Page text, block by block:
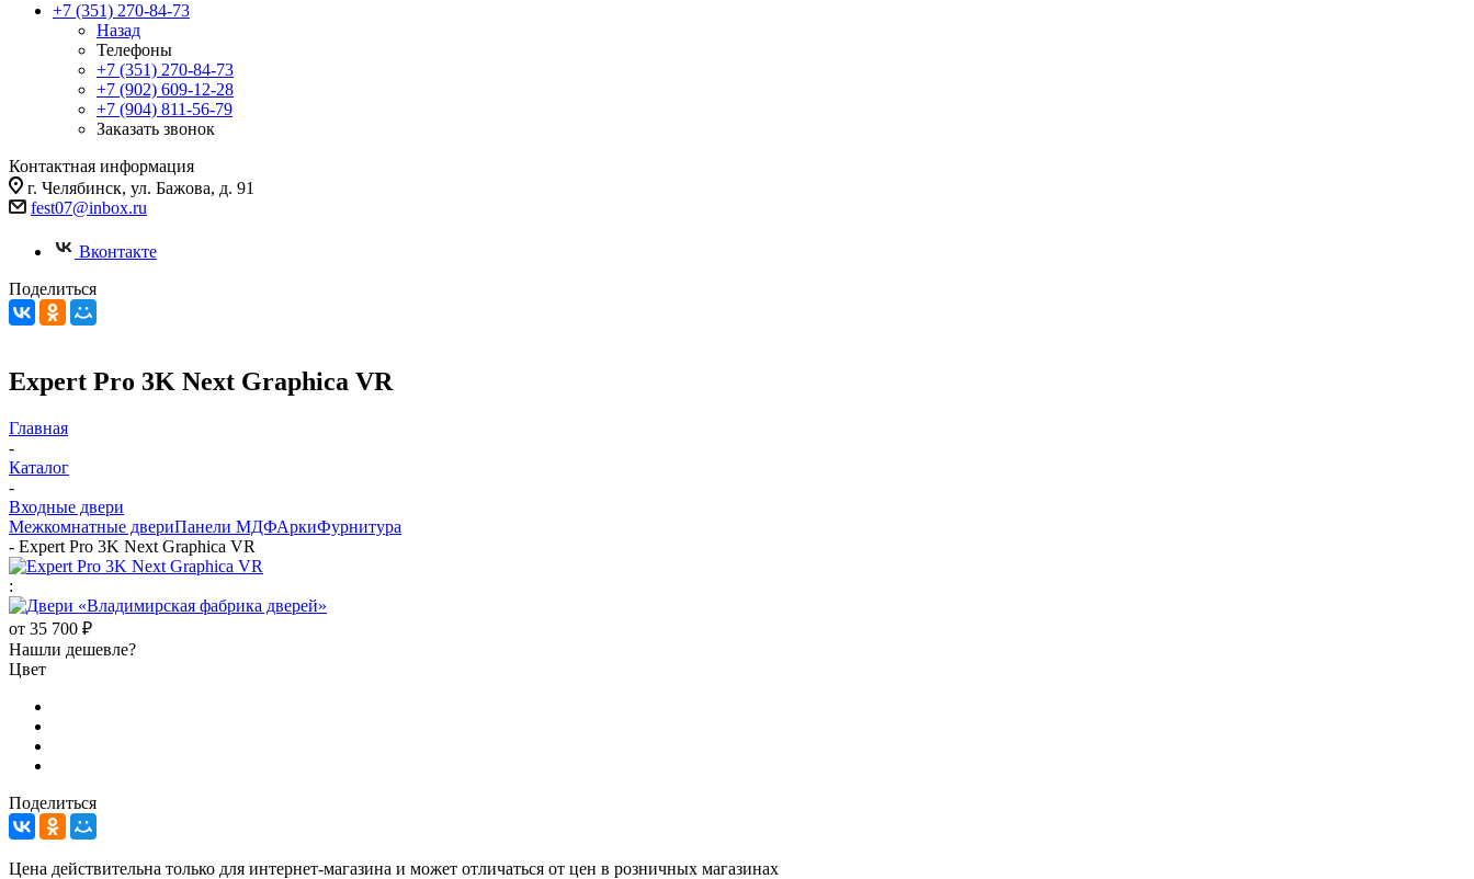
+7 (351) 270-84-73
Назад
Телефоны
+7 (351) 270-84-73
+7 (902) 609-12-28
+7 (904) 811-56-79
Заказать звонок
Контактная информация
г. Челябинск, ул. Бажова, д. 91
fest07@inbox.ru
Вконтакте
Поделиться
Expert Pro 3K Next Graphica VR
Главная
-
Каталог
-
Входные двери
Межкомнатные двериПанели МДФАркиФурнитура
- Expert Pro 3K Next Graphica VR
:
от 35 700 ₽
Нашли дешевле?
Цвет
Поделиться
Цена действительна только для интернет-магазина и может отличаться от цен в розничных магазинах